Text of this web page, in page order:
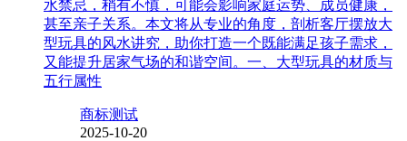
水禁忌，稍有不慎，可能会影响家庭运势、成员健康，
甚至亲子关系。本文将从专业的角度，剖析客厅摆放大
型玩具的风水讲究，助你打造一个既能满足孩子需求，
又能提升居家气场的和谐空间。一、大型玩具的材质与
五行属性
商标测试
2025-10-20